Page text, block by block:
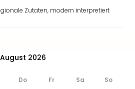
Zutaten, modern interpretiert
August 2026
Do Fr Sa So